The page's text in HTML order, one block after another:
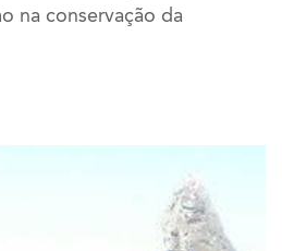
na conservação da